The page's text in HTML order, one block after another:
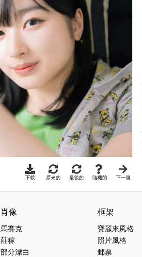
下載 原來的 最後的 隨機的 下一個
肖像
馬賽克
莊稼
部分漂白
框架
寶麗來風格
照片風格
郵票